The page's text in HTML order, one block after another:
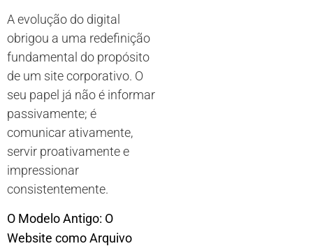
A evolução do digital
obrigou a uma redefinição
fundamental do propósito
de um site corporativo. O
seu papel já não é informar
passivamente; é
comunicar ativamente,
servir proativamente e
impressionar
consistentemente.
O Modelo Antigo: O
Website como Arquivo